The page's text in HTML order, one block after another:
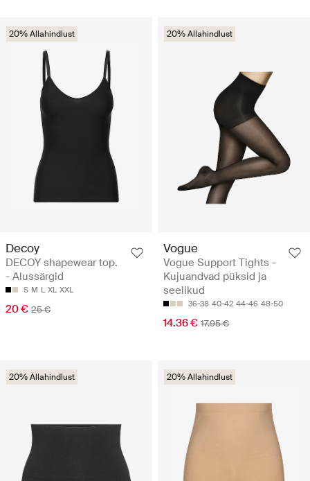
20% Allahindlust
Decoy
DECOY shapewear top.
- Alussärgid
S M L XL XXL
20 € 25 €
20% Allahindlust
Vogue
Vogue Support Tights -
Kujuandvad püksid ja
seelikud
36-38 40-42 44-46 48-50
14.36 € 17.95 €
20% Allahindlust 20% Allahindlust